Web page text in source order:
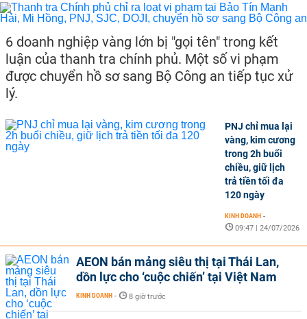
6 doanh nghiệp vàng lớn bị "gọi tên" trong kết
luận của thanh tra chính phủ. Một số vi phạm
được chuyển hồ sơ sang Bộ Công an tiếp tục xử
lý.
PNJ chỉ mua lại
vàng, kim cương
trong 2h buổi
chiều, giữ lịch
trả tiền tối đa
120 ngày
KINH DOANH -
09:47 | 24/07/2026
AEON bán mảng siêu thị tại Thái Lan,
dồn lực cho ‘cuộc chiến’ tại Việt Nam
KINH DOANH - 8 giờ trước